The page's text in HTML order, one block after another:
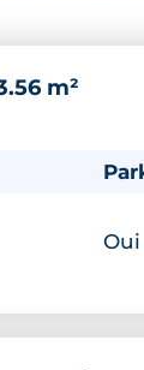
m²
Oui